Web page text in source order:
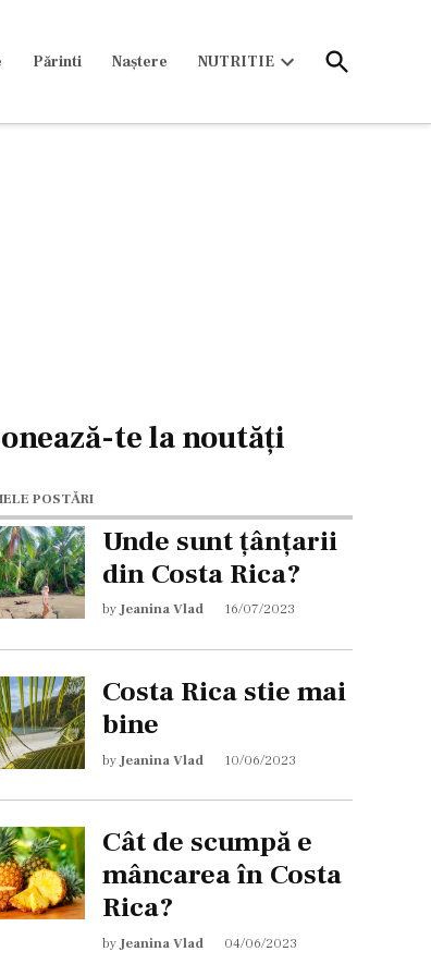
Părinti Naștere NUTRITIE
Open
Search
te la noutăți
POSTĂRI
Unde sunt țânțarii
din Costa Rica?
byJeanina Vlad 16/07/2023
Costa Rica stie mai
bine
by Jeanina Vlad 10/06/2023
Cât de scumpă e
mâncarea în Costa
Rica?
by Jeanina Vlad 04/06/2023